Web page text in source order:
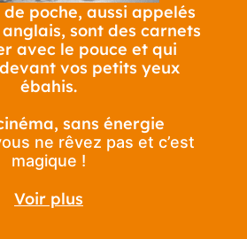
de poche, aussi appelés
sont des carnets
avec le pouce et qui
vos petits yeux
ébahis.
sans énergie
ne rêvez pas et c’est
magique !
Voir plus